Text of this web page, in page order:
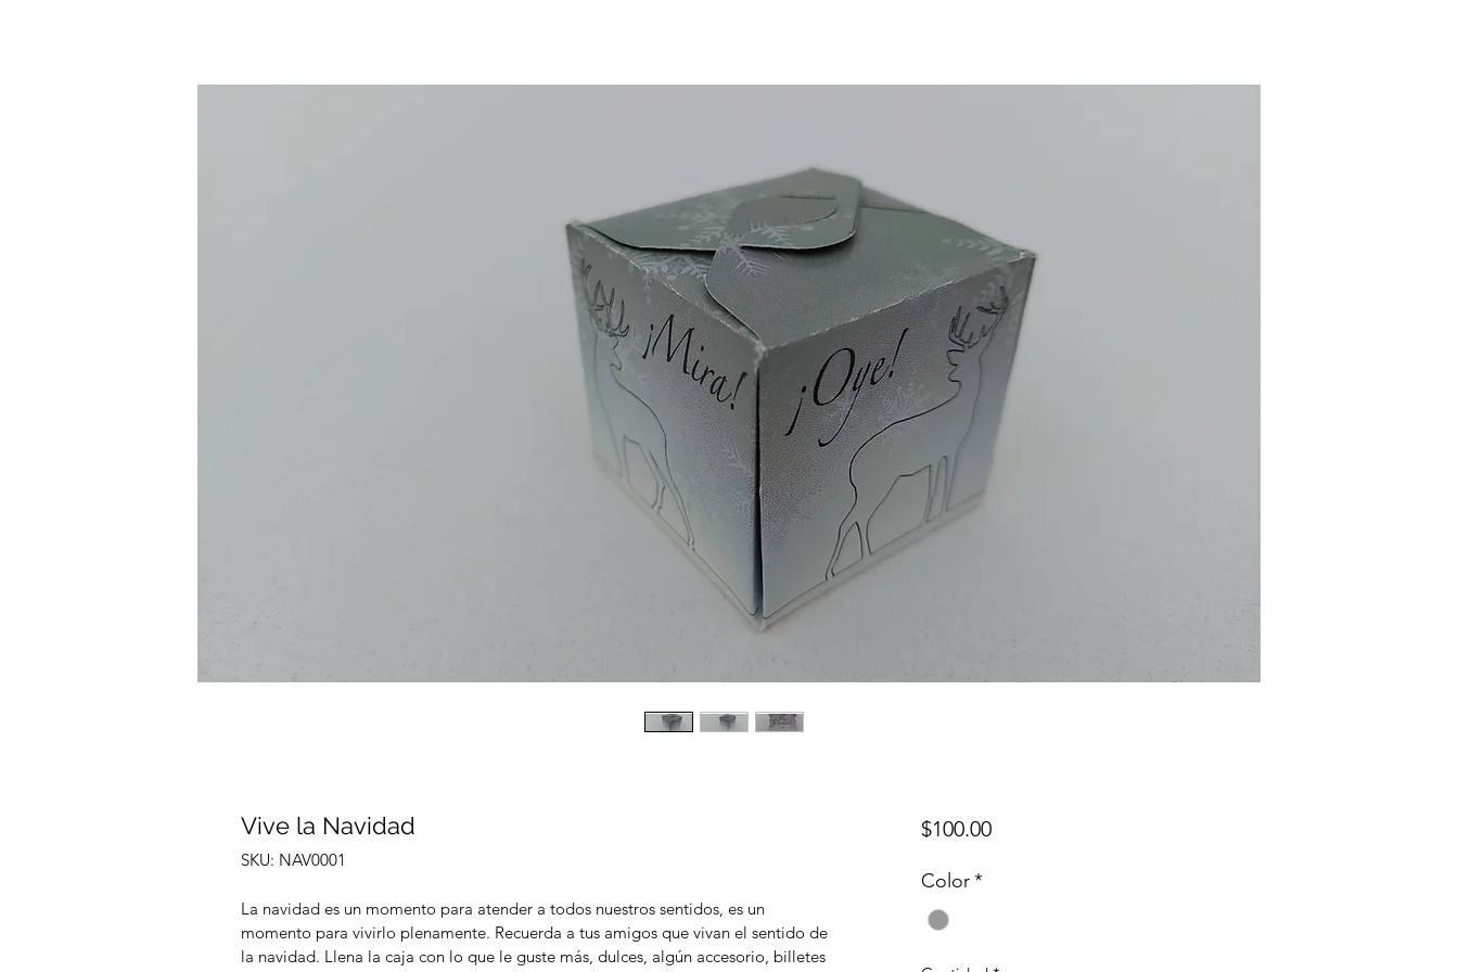
Vive la Navidad
SKU: NAV0001
La navidad es un momento para atender a todos nuestros sentidos, es un
momento para vivirlo plenamente. Recuerda a tus amigos que vivan el sentido de
la navidad. Llena la caja con lo que le guste más, dulces, algún accesorio, billetes
$100.00Precio
Color*